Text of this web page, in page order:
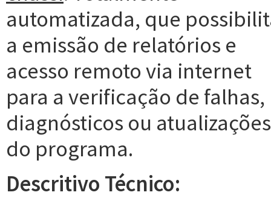
automatizada, que
a emissão de relatórios e
acesso remoto via internet
para a verificação de falhas,
diagnósticos ou atualizações
do programa.
Descritivo Técnico: